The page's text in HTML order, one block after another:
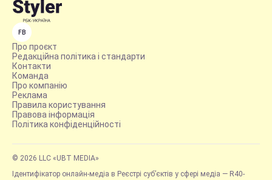
FB
Про проєкт
Редакційна політика і стандарти
Контакти
Команда
Про компанію
Реклама
Правила користування
Правова інформація
Політика конфіденційності
© 2026 LLC «UBT MEDIA»
Ідентифікатор онлайн-медіа в Реєстрі суб’єктів у сфері медіа — R40-